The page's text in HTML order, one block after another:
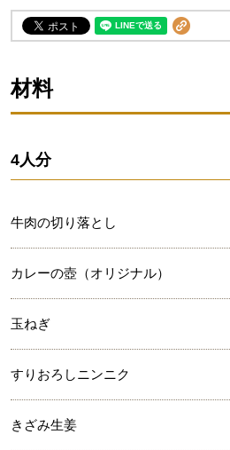
材料
4人分
牛肉の切り落とし
カレーの壺（オリジナル）
玉ねぎ
すりおろしニンニク
きざみ生姜